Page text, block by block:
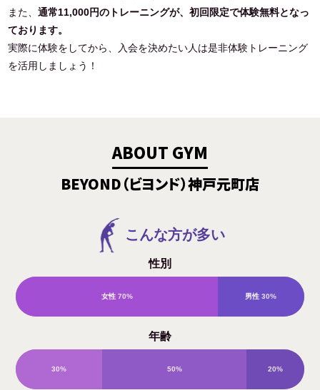
また、通常11,000円のトレーニングが、初回限定で体験無料となっ
ております。
実際に体験をしてから、入会を決めたい人は是非体験トレーニング
を活用しましょう！
ABOUT GYM
BEYOND（ビヨンド）神戸元町店
こんな方が多い
性別
女性 70% 男性 30%
年齢
30% 50% 20% 0%